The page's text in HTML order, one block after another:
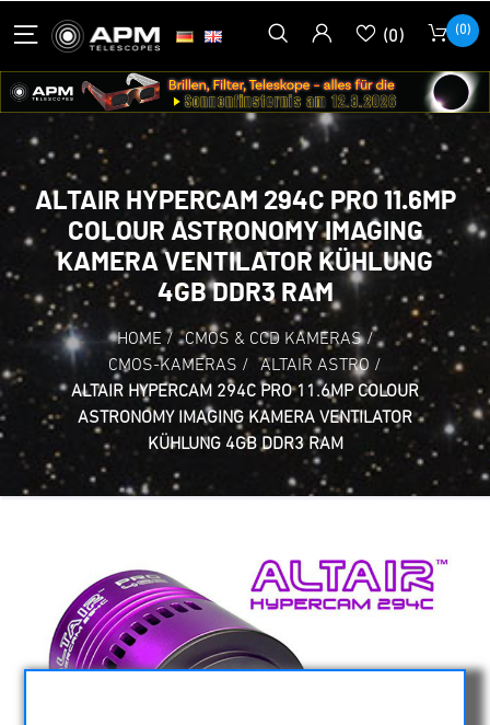
(0) (0)
ALTAIR HYPERCAM 294C PRO 11.6MP
COLOUR ASTRONOMY IMAGING
KAMERA VENTILATOR KÜHLUNG
4GB DDR3 RAM
HOME / CMOS & CCD KAMERAS /
CMOS-KAMERAS / ALTAIR ASTRO /
ALTAIR HYPERCAM 294C PRO 11.6MP COLOUR
ASTRONOMY IMAGING KAMERA VENTILATOR
KÜHLUNG 4GB DDR3 RAM